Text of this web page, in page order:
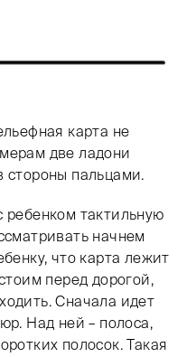
карта не
две ладони
стороны пальцами.
ребенком тактильную
начнем
что карта лежит
перед дорогой,
Сначала идет
Над ней – полоса,
полосок. Такая